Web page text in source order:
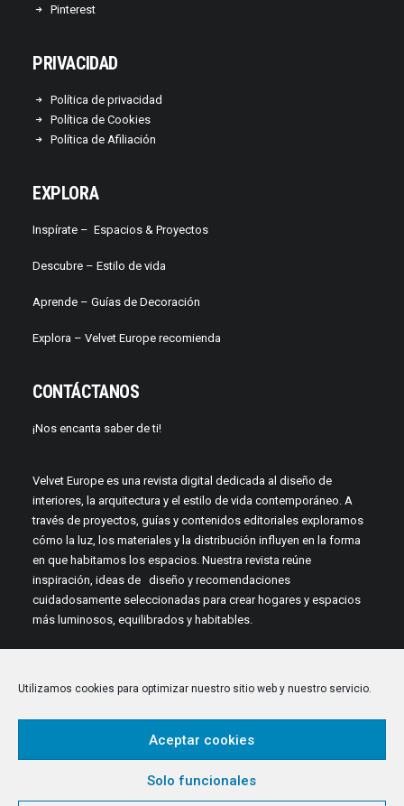
Utilizamos cookies para optimizar nuestro sitio web y nuestro servicio.
Aceptar cookies
Solo funcionales
Pinterest
PRIVACIDAD
Política de privacidad
Política de Cookies
Política de Afiliación
EXPLORA
Inspírate – Espacios & Proyectos
Descubre – Estilo de vida
Aprende – Guías de Decoración
Explora – Velvet Europe recomienda
CONTÁCTANOS
¡Nos encanta saber de ti!
Velvet Europe es una revista digital dedicada al diseño de
interiores, la arquitectura y el estilo de vida contemporáneo. A
través de proyectos, guías y contenidos editoriales exploramos
cómo la luz, los materiales y la distribución influyen en la forma
en que habitamos los espacios. Nuestra revista reúne
inspiración, ideas de diseño y recomendaciones
cuidadosamente seleccionadas para crear hogares y espacios
más luminosos, equilibrados y habitables.
© 2026 Velvet Europe. All rights reserved